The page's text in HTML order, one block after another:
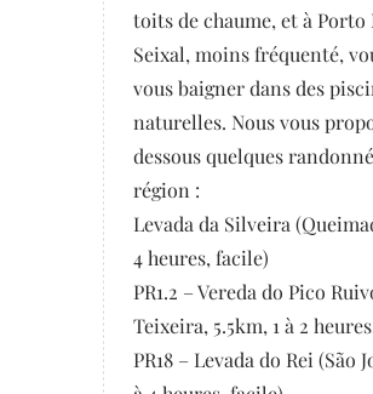
toits de chaume, et à Porto
Seixal, moins fréquenté,
vous baigner dans des
naturelles. Nous vous
dessous quelques
région :
Levada da Silveira
4 heures, facile)
PR1.2 – Vereda do Pico
Teixeira, 5.5km, 1 à 2
PR18 – Levada do Rei (São